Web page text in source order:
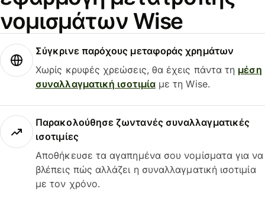
νομισμάτων Wise
Σύγκρινε παρόχους μεταφοράς χρημάτων
Χωρίς κρυφές χρεώσεις, θα έχεις πάντα τη μέση
συναλλαγματική ισοτιμίαμε τη Wise.
Παρακολούθησε ζωντανές συναλλαγματικές
ισοτιμίες
Αποθήκευσε τα αγαπημένα σου νομίσματα για να
βλέπεις πώς αλλάζει η συναλλαγματική ισοτιμία
με τον χρόνο.